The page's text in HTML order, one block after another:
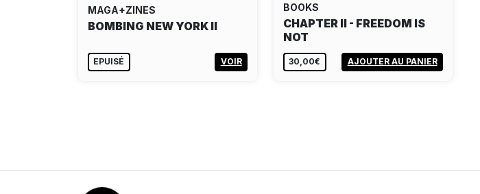
MAGA+ZINES
BOMBING NEW YORK II
EPUISÉ VOIR
BOOKS
CHAPTER II - FREEDOM IS
NOT
30,00€ AJOUTER AU PANIER